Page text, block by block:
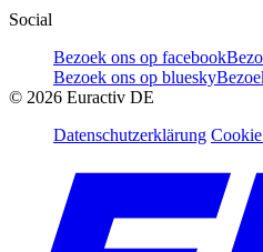
Social
Bezoek ons op facebook
Bezoek ons op bluesky
© 2026 Euractiv DE
Datenschutzerklärung